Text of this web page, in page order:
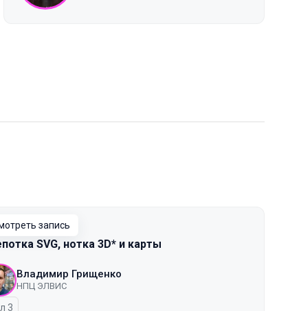
запись
SVG, нотка 3D* и карты
Владимир Грищенко
НПЦ ЭЛВИС
3